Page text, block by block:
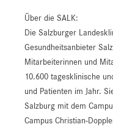
Über die SALK:
Die Salzburger
Gesundheitsanbieter
Mitarbeiterinnen und
10.600 tagesklinische
und Patienten im Jahr.
Salzburg mit dem
Campus Christian-